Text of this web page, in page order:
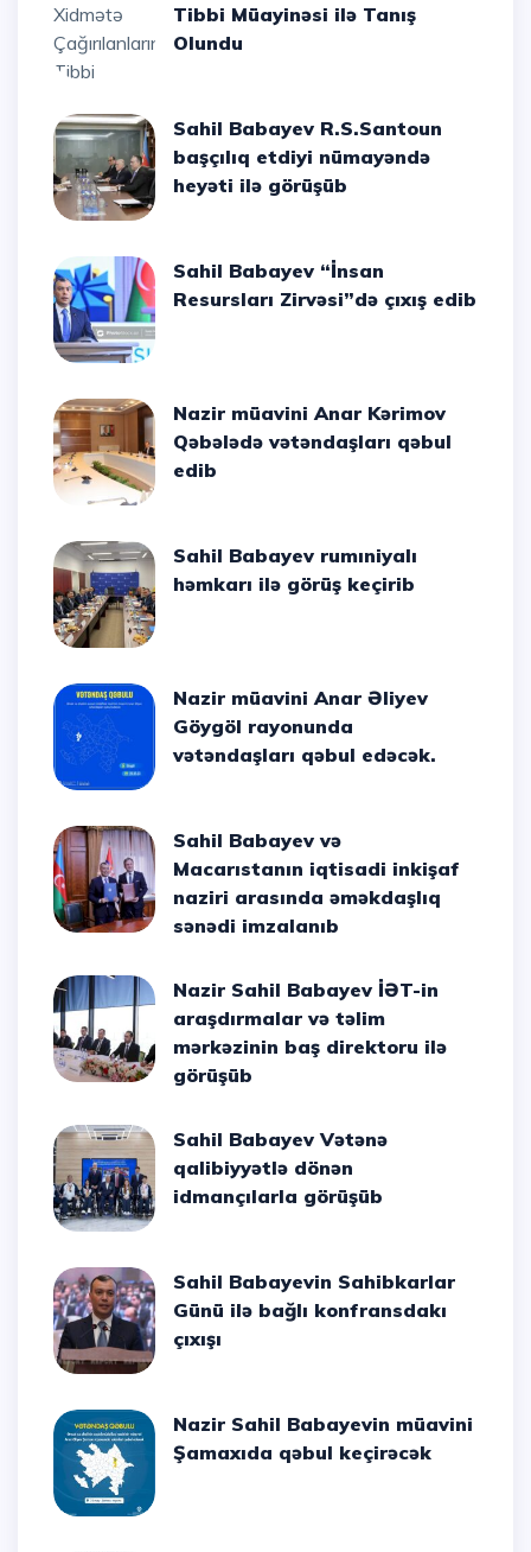
Tibbi Müayinəsi ilə Tanış
Olundu
Sahil Babayev R.S.Santoun
başçılıq etdiyi nümayəndə
heyəti ilə görüşüb
Sahil Babayev “İnsan
Resursları Zirvəsi”də çıxış edib
Nazir müavini Anar Kərimov
Qəbələdə vətəndaşları qəbul
edib
Sahil Babayev rumıniyalı
həmkarı ilə görüş keçirib
Nazir müavini Anar Əliyev
Göygöl rayonunda
vətəndaşları qəbul edəcək.
Sahil Babayev və
Macarıstanın iqtisadi inkişaf
naziri arasında əməkdaşlıq
sənədi imzalanıb
Nazir Sahil Babayev İƏT-in
araşdırmalar və təlim
mərkəzinin baş direktoru ilə
görüşüb
Sahil Babayev Vətənə
qalibiyyətlə dönən
idmançılarla görüşüb
Sahil Babayevin Sahibkarlar
Günü ilə bağlı konfransdakı
çıxışı
Nazir Sahil Babayevin müavini
Şamaxıda qəbul keçirəcək